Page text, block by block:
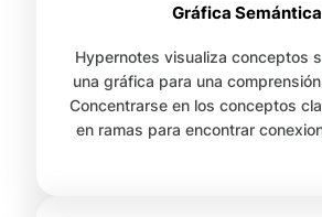
Gráfica Semántica
Hypernotes visualiza conceptos
una gráfica para una
Concentrarse en los conceptos
en ramas para encontrar